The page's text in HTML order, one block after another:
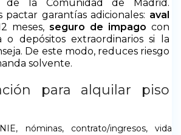
de la Comunidad de Madrid.
pactar garantías adicionales: aval
meses, seguro de impago con
o depósitos extraordinarios si la
De este modo, reduces riesgo
solvente.
para alquilar piso
nóminas, contrato/ingresos, vida